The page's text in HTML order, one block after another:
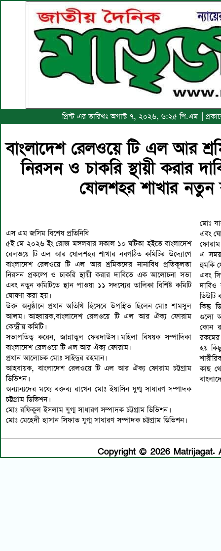
প্রিন্ট এর তারিখঃ অগাস্ট ৭, ২০২৬, ৬:২৫ পি.এম ||
বাংলাদেশ রেলওয়ে টি এল আর
নিরসন ও চাকরি স্থায়ী করার
ষোলশহর শাখার নতুন
এস এম জসিম বিশেষ প্রতিনিধি
৫ই মে ২০২৬ ইং রোজ মঙ্গলবার সকাল ১০ ঘটিকা হইতে বাংলাদেশ
রেলওয়ে টি এল আর ষোলশহর শাখার নবগঠিত কমিটির উদ্যোগে
বাংলাদেশ রেলওয়ে টি এল আর শ্রমিকদের নানাবিধ প্রতিকূলতা
নিরসন প্রকল্পে ও চাকরি স্থায়ী করার দাবিতে এক আলোচনা সভা
এবং নতুন কমিটিতে স্থান পাওয়া ১১ সদস্যের তালিকা বিশিষ্ট কমিটি
ঘোষণা করা হয়।
উক্ত অনুষ্ঠানে প্রধান অতিথি হিসেবে উপস্থিত ছিলেন মোঃ শামসুল
আলম। আহ্বায়ক,বাংলাদেশ রেলওয়ে টি এল আর ঐক্য ফোরাম
কেন্দ্রীয় কমিটি।
সভাপতিত্ব করেন, জান্নাতুল ফেরদাউস। মহিলা বিষয়ক সম্পাদিকা
বাংলাদেশ রেলওয়ে টি এল আর ঐক্য ফোরাম।
প্রধান আলোচক মোঃ সাইদুর রহমান।
আহবায়ক, বাংলাদেশ রেলওয়ে টি এল আর ঐক্য ফোরাম চট্টগ্রাম
ডিভিশন।
অন্যান্যদের মধ্যে বক্তব্য রাখেন মোঃ ইয়াসিন যুগ্ম সাধারণ সম্পাদক
চট্টগ্রাম ডিভিশন।
মোঃ রফিকুল ইসলাম যুগ্ম সাধারণ সম্পাদক চট্টগ্রাম ডিভিশন।
মোঃ মেহেদী হাসান সিফাত যুগ্ম সাধারণ সম্পাদক চট্টগ্রাম ডিভিশন।
মোঃ
এবং
এ সময়
হুমকি
এবং
দাবিও
ডিউটি
কিন্তু
গুলো
কোন
রকমের
হয়
কাছ
Copyright © 2026 Matrijagat.